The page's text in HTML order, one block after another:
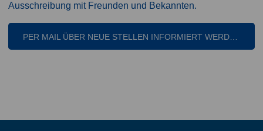
Ausschreibung mit Freunden und Bekannten.
PER MAIL ÜBER NEUE STELLEN INFORMIERT WERDEN